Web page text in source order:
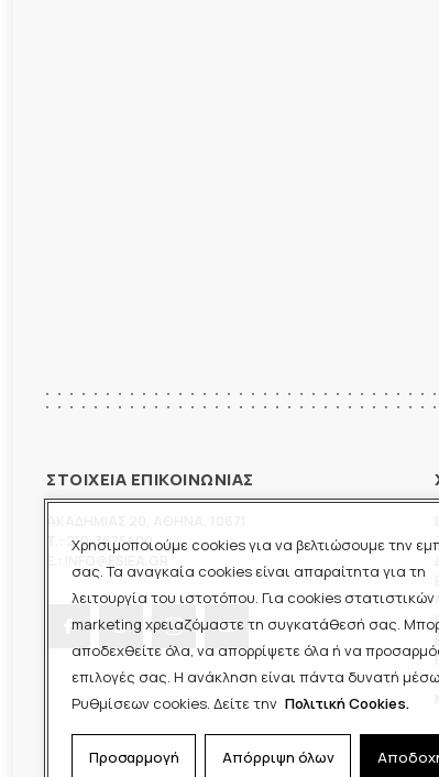
Χρησιμοποιούμε cookies για να βελτιώσουμε την
σας. Τα αναγκαία cookies είναι απαραίτητα για τη
λειτουργία του ιστοτόπου. Για cookies στατιστικών
marketing χρειαζόμαστε τη συγκατάθεσή σας.
αποδεχθείτε όλα, να απορρίψετε όλα ή να
επιλογές σας. Η ανάκληση είναι πάντα δυνατή
Ρυθμίσεων cookies. Δείτε την Πολιτική Cookies.
Προσαρμογή Απόρριψη όλων
ΣΤΟΙΧΕΙΑ ΕΠΙΚΟΙΝΩΝΙΑΣ
210-3675400